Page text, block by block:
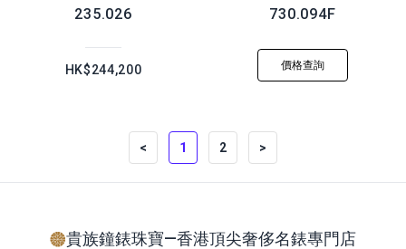
235.026
HK$244,200
730.094F
價格查詢
< 1 2 >
貴族鐘錶珠寶—香港頂尖奢侈名錶專門店